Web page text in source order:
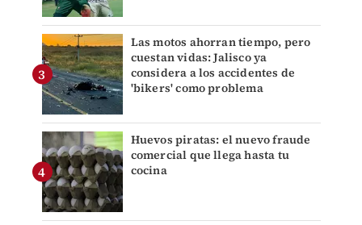
Las motos ahorran tiempo, pero
cuestan vidas: Jalisco ya
considera a los accidentes de
'bikers' como problema
Huevos piratas: el nuevo fraude
comercial que llega hasta tu
cocina